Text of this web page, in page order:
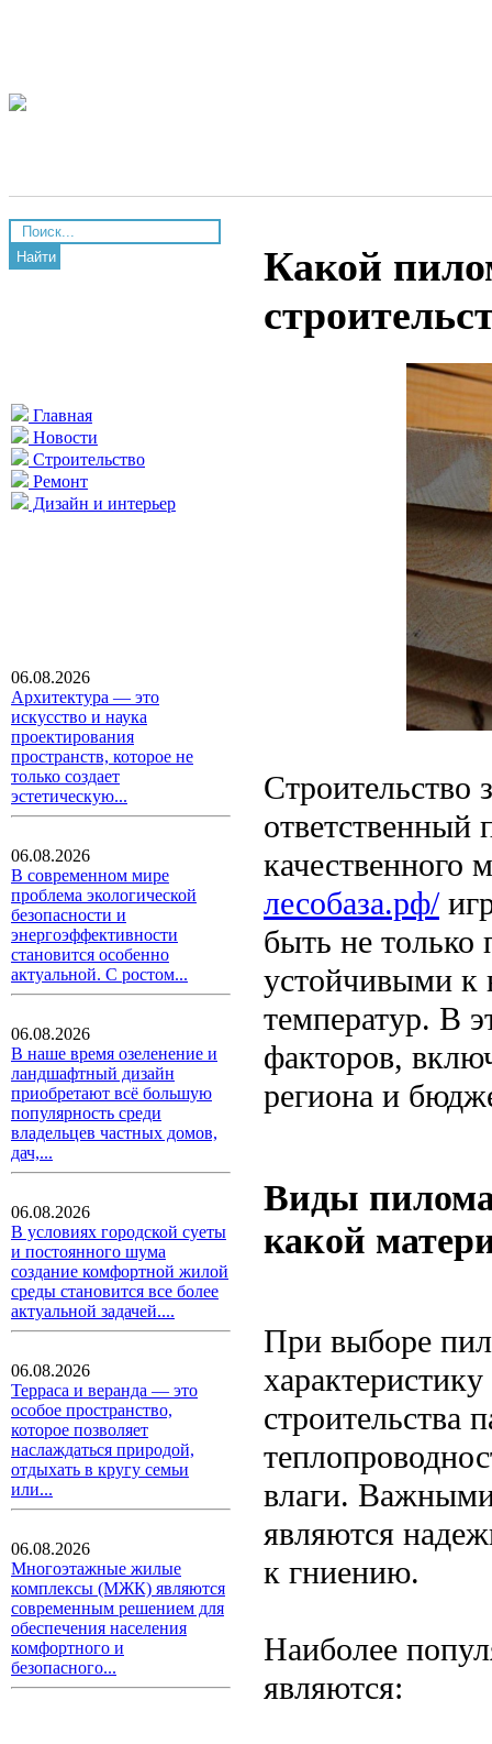
Найти
Главная
Новости
Строительство
Ремонт
Дизайн и интерьер
06.08.2026
Архитектура — это
искусство и наука
проектирования
пространств, которое не
только создает
эстетическую...
06.08.2026
В современном мире
проблема экологической
безопасности и
энергоэффективности
становится особенно
актуальной. С ростом...
06.08.2026
В наше время озеленение и
ландшафтный дизайн
приобретают всё большую
популярность среди
владельцев частных домов,
дач,...
06.08.2026
В условиях городской суеты
и постоянного шума
создание комфортной жилой
среды становится все более
актуальной задачей....
06.08.2026
Терраса и веранда — это
особое пространство,
которое позволяет
наслаждаться природой,
отдыхать в кругу семьи
или...
06.08.2026
Многоэтажные жилые
комплексы (МЖК) являются
современным решением для
обеспечения населения
комфортного и
безопасного...
Какой
ответственный
качественного
лесобаза.рф/
быть не
устойчивыми к
температур. В
факторов,
региона и
Виды
какой
При выборе
строительства
влаги.
являются
к гниению.
Наиболее
являются: